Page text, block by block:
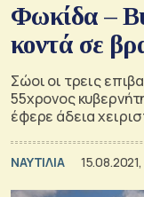
Φωκίδα –
κοντά σε
Σώοι οι τρεις
55χρονος
έφερε άδεια
ΝΑΥΤΙΛΙΑ